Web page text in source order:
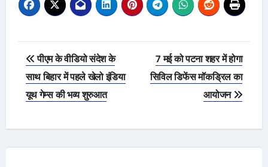
Post
navigation
पीएम के वीडियो संदेश के
साथ बिहार में पहले खेलो इंडिया
यूथ गेम्स की भव्य शुरुआत
7 मई को पटना शहर में होगा
सिविल डिफेंस मॉकड्रिल का
आयोजन